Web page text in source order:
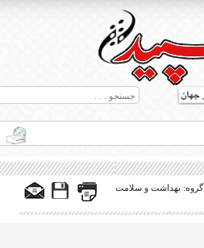
گروه: بهداشت و سلامت